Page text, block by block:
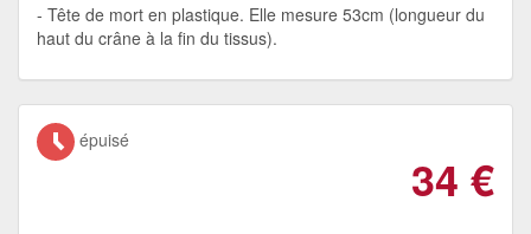
Tête de mort en plastique. Elle mesure 53cm (longueur du
haut du crâne à la fin du tissus).
épuisé
34 €